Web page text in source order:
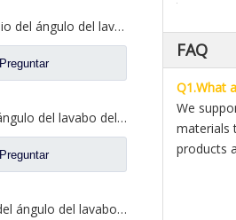
Engranaje medio del ángulo del lavabo del puente para los recambios WG7121320252 del camión de Sinotruk Steyr
Preguntar
Engranaje del ángulo del lavabo del eje trasero para los recambios del camión de Sinotruk Steyr 199012320177
Preguntar
Diente medio del ángulo del lavabo del puente para los recambios AZ9981320154 del camión de Sinotruk Howo AC16
FAQ
Q1.What
We
materials
products